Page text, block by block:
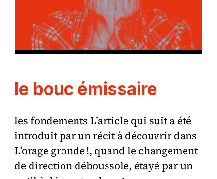
le bouc émissaire
les fondements L’article qui suit a été
introduit par un récit à découvrir dans
L’orage gronde !, quand le changement
de direction déboussole, étayé par un